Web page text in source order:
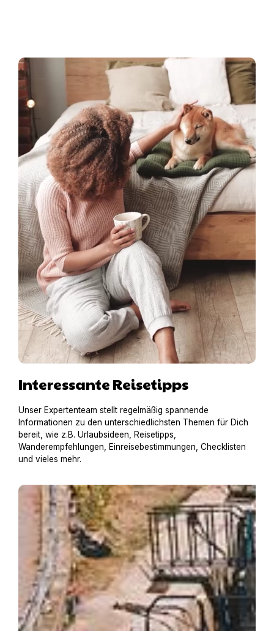
Interessante Reisetipps
Unser Expertenteam stellt regelmäßig spannende
Informationen zu den unterschiedlichsten Themen für Dich
bereit, wie z.B. Urlaubsideen, Reisetipps,
Wanderempfehlungen, Einreisebestimmungen, Checklisten
und vieles mehr.
Hausboot mit Hund